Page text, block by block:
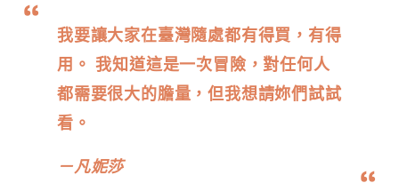
我要讓大家在臺灣隨處都有得買，有得
用。 我知道這是一次冒險，對任何人
都需要很大的膽量，但我想請妳們試試
看。
－凡妮莎